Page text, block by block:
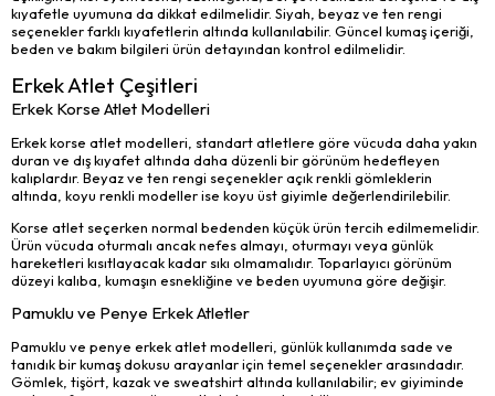
kıyafetle uyumuna da dikkat edilmelidir. Siyah, beyaz ve ten rengi
seçenekler farklı kıyafetlerin altında kullanılabilir. Güncel kumaş içeriği,
beden ve bakım bilgileri ürün detayından kontrol edilmelidir.
Erkek Atlet Çeşitleri
Erkek Korse Atlet Modelleri
Erkek korse atlet modelleri, standart atletlere göre vücuda daha yakın
duran ve dış kıyafet altında daha düzenli bir görünüm hedefleyen
kalıplardır. Beyaz ve ten rengi seçenekler açık renkli gömleklerin
altında, koyu renkli modeller ise koyu üst giyimle değerlendirilebilir.
Korse atlet seçerken normal bedenden küçük ürün tercih edilmemelidir.
Ürün vücuda oturmalı ancak nefes almayı, oturmayı veya günlük
hareketleri kısıtlayacak kadar sıkı olmamalıdır. Toparlayıcı görünüm
düzeyi kalıba, kumaşın esnekliğine ve beden uyumuna göre değişir.
Pamuklu ve Penye Erkek Atletler
Pamuklu ve penye erkek atlet modelleri, günlük kullanımda sade ve
tanıdık bir kumaş dokusu arayanlar için temel seçenekler arasındadır.
Gömlek, tişört, kazak ve sweatshirt altında kullanılabilir; ev giyiminde